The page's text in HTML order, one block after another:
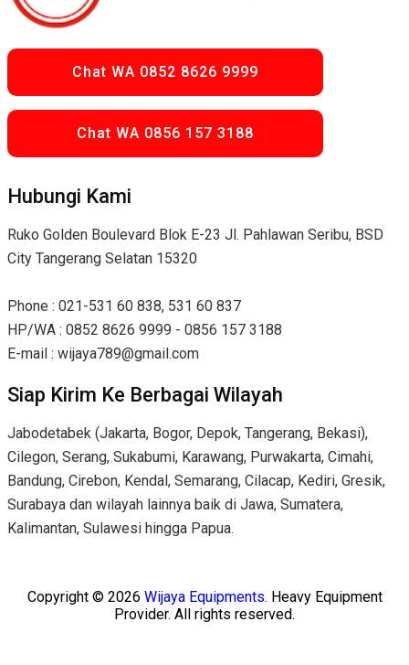
Chat WA 0852 8626 9999
Chat WA 0856 157 3188
Hubungi Kami
Ruko Golden Boulevard Blok E-23 Jl. Pahlawan Seribu, BSD
City Tangerang Selatan 15320
Phone : 021-531 60 838, 531 60 837
HP/WA : 0852 8626 9999 - 0856 157 3188
E-mail : wijaya789@gmail.com
Siap Kirim Ke Berbagai Wilayah
Jabodetabek (Jakarta, Bogor, Depok, Tangerang, Bekasi),
Cilegon, Serang, Sukabumi, Karawang, Purwakarta, Cimahi,
Bandung, Cirebon, Kendal, Semarang, Cilacap, Kediri, Gresik,
Surabaya dan wilayah lainnya baik di Jawa, Sumatera,
Kalimantan, Sulawesi hingga Papua.
Copyright © 2026 Wijaya Equipments. Heavy Equipment
Provider. All rights reserved.